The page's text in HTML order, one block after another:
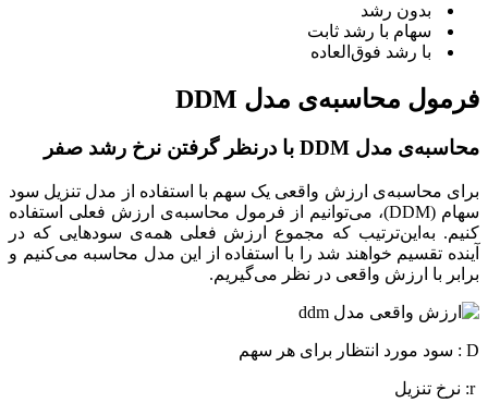
بدون رشد
سهام با رشد ثابت
با رشد فوق‌العاده
فرمول محاسبه‌ی مدل DDM
محاسبه‌ی مدل DDM با درنظر گرفتن نرخ رشد صفر
برای محاسبه‌ی ارزش واقعی یک سهم با استفاده از مدل تنزیل سود
سهام (DDM)، می‌توانیم از فرمول محاسبه‌ی ارزش فعلی استفاده
کنیم. به‌این‌ترتیب که مجموع ارزش فعلی همه‌ی سودهایی که در
آینده تقسیم خواهند شد را با استفاده از این مدل محاسبه می‌کنیم و
برابر با ارزش واقعی در نظر می‌گیریم.
D : سود مورد انتظار برای هر سهم
r: نرخ تنزیل